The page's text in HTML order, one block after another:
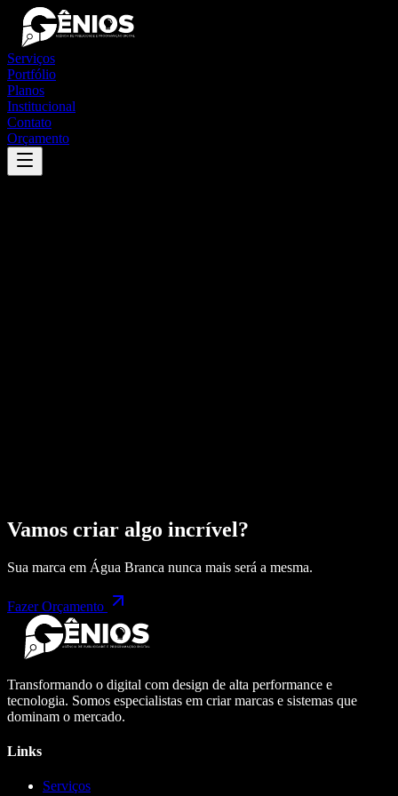
Serviços
Portfólio
Planos
Institucional
Contato
Orçamento
Vamos criar algo incrível?
Sua marca em Água Branca nunca mais será a mesma.
Fazer Orçamento
Transformando o digital com design de alta performance e
tecnologia. Somos especialistas em criar marcas e sistemas que
dominam o mercado.
Links
Serviços